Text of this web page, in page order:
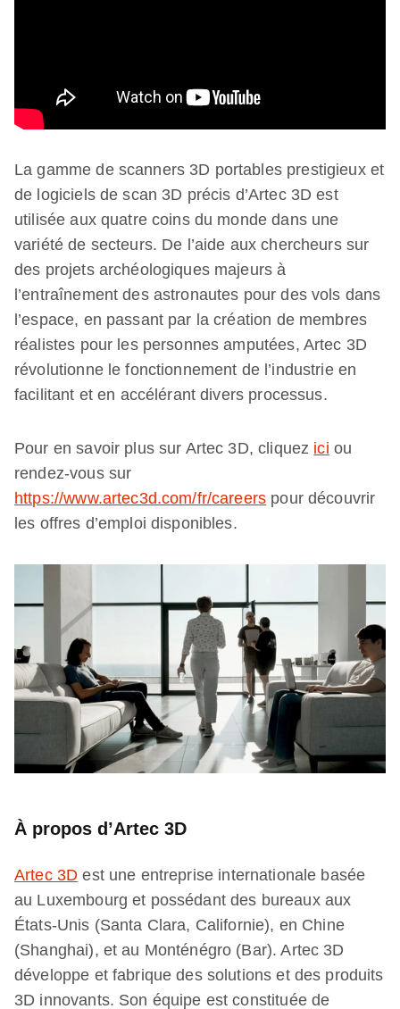
La gamme de scanners 3D portables prestigieux et
de logiciels de scan 3D précis d’Artec 3D est
utilisée aux quatre coins du monde dans une
variété de secteurs. De l’aide aux chercheurs sur
des projets archéologiques majeurs à
l’entraînement des astronautes pour des vols dans
l’espace, en passant par la création de membres
réalistes pour les personnes amputées, Artec 3D
révolutionne le fonctionnement de l’industrie en
facilitant et en accélérant divers processus.
Pour en savoir plus sur Artec 3D, cliquez ici ou
rendez-vous sur
https://www.artec3d.com/fr/careers pour découvrir
les offres d’emploi disponibles.
À propos d’Artec 3D
Artec 3D est une entreprise internationale basée
au Luxembourg et possédant des bureaux aux
États-Unis (Santa Clara, Californie), en Chine
(Shanghai), et au Monténégro (Bar). Artec 3D
développe et fabrique des solutions et des produits
3D innovants. Son équipe est constituée de